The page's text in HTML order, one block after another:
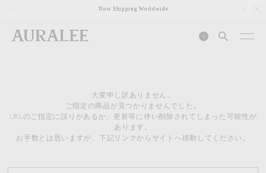
Now Shipping Worldwide
0
大変申し訳ありません。
ご指定の商品が見つかりませんでした。
URLのご指定に誤りがあるか、更新等に伴い削除されてしまった可能性が
あります。
お手数とは思いますが、下記リンクからサイトへ移動してください。